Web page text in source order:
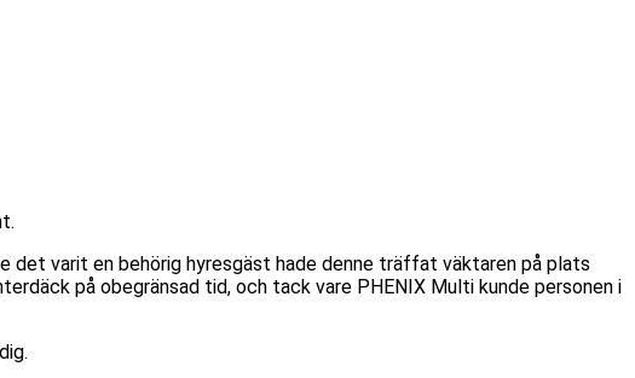
varit en behörig hyresgäst hade denne träffat väktaren på plats
på obegränsad tid, och tack vare PHENIX Multi kunde personen i